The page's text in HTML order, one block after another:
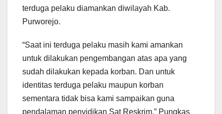
terduga pelaku diamankan diwilayah Kab.
Purworejo.
“Saat ini terduga pelaku masih kami amankan
untuk dilakukan pengembangan atas apa yang
sudah dilakukan kepada korban. Dan untuk
identitas terduga pelaku maupun korban
sementara tidak bisa kami sampaikan guna
pendalaman penyidikan Sat Reskrim.” Pungkas